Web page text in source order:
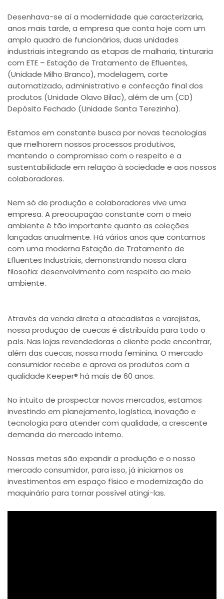
Desenhava-se aí a modernidade que caracterizaria,
anos mais tarde, a empresa que conta hoje com um
amplo quadro de funcionários, duas unidades
industriais integrando as etapas de malharia, tinturaria
com ETE – Estação de Tratamento de Efluentes,
(Unidade Milho Branco), modelagem, corte
automatizado, administrativo e confecção final dos
produtos (Unidade Olavo Bilac), além de um (CD)
Depósito Fechado (Unidade Santa Terezinha).
Estamos em constante busca por novas tecnologias
que melhorem nossos processos produtivos,
mantendo o compromisso com o respeito e a
sustentabilidade em relação à sociedade e aos nossos
colaboradores.
Nem só de produção e colaboradores vive uma
empresa. A preocupação constante com o meio
ambiente é tão importante quanto as coleções
lançadas anualmente. Há vários anos que contamos
com uma moderna Estação de Tratamento de
Efluentes Industriais, demonstrando nossa clara
filosofia: desenvolvimento com respeito ao meio
ambiente.
Através da venda direta a atacadistas e varejistas,
nossa produção de cuecas é distribuída para todo o
país. Nas lojas revendedoras o cliente pode encontrar,
além das cuecas, nossa moda feminina. O mercado
consumidor recebe e aprova os produtos com a
qualidade Keeper® há mais de 60 anos.
No intuito de prospectar novos mercados, estamos
investindo em planejamento, logística, inovação e
tecnologia para atender com qualidade, a crescente
demanda do mercado interno.
Nossas metas são expandir a produção e o nosso
mercado consumidor, para isso, já iniciamos os
investimentos em espaço físico e modernização do
maquinário para tornar possível atingi-las.